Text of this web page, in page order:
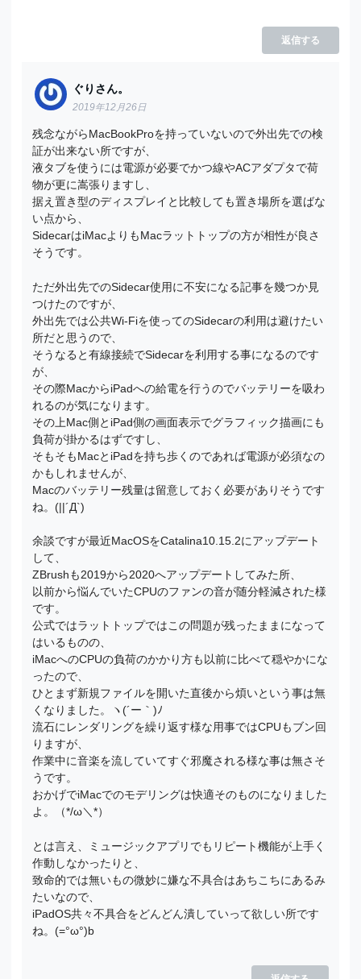
返信する
ぐりさん。
2019年12月26日
残念ながらMacBookProを持っていないので外出先での検
証が出来ない所ですが、
液タブを使うには電源が必要でかつ線やACアダプタで荷
物が更に嵩張りますし、
据え置き型のディスプレイと比較しても置き場所を選ばな
い点から、
SidecarはiMacよりもMacラットトップの方が相性が良さ
そうです。
ただ外出先でのSidecar使用に不安になる記事を幾つか見
つけたのですが、
外出先では公共Wi-Fiを使ってのSidecarの利用は避けたい
所だと思うので、
そうなると有線接続でSidecarを利用する事になるのです
が、
その際MacからiPadへの給電を行うのでバッテリーを吸わ
れるのが気になります。
その上Mac側とiPad側の画面表示でグラフィック描画にも
負荷が掛かるはずですし、
そもそもMacとiPadを持ち歩くのであれば電源が必須なの
かもしれませんが、
Macのバッテリー残量は留意しておく必要がありそうです
ね。(||´Д`)
余談ですが最近MacOSをCatalina10.15.2にアップデート
して、
ZBrushも2019から2020へアップデートしてみた所、
以前から悩んでいたCPUのファンの音が随分軽減された様
です。
公式ではラットトップではこの問題が残ったままになって
はいるものの、
iMacへのCPUの負荷のかかり方も以前に比べて穏やかにな
ったので、
ひとまず新規ファイルを開いた直後から煩いという事は無
くなりました。ヽ(´ー｀)ﾉ
流石にレンダリングを繰り返す様な用事ではCPUもブン回
りますが、
作業中に音楽を流していてすぐ邪魔される様な事は無さそ
うです。
おかげでiMacでのモデリングは快適そのものになりました
よ。（*/ω＼*）
とは言え、ミュージックアプリでもリピート機能が上手く
作動しなかったりと、
致命的では無いもの微妙に嫌な不具合はあちこちにあるみ
たいなので、
iPadOS共々不具合をどんどん潰していって欲しい所です
ね。(=°ω°)b